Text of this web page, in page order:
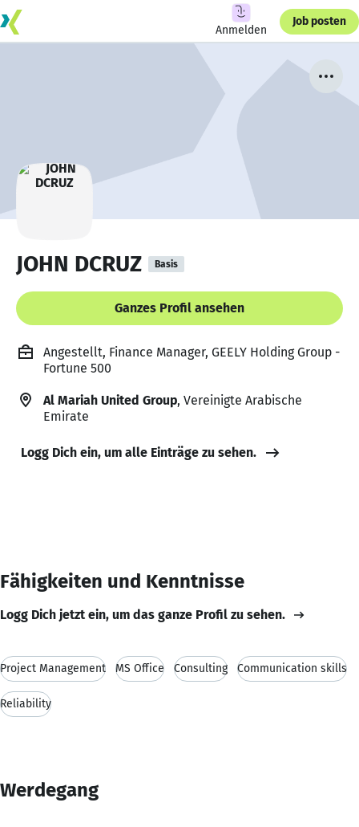
Anmelden
Job posten
JOHN DCRUZ Basis
Ganzes Profil ansehen
Angestellt, Finance Manager, GEELY Holding Group -
Fortune 500
Al Mariah United Group, Vereinigte Arabische
Emirate
Logg Dich ein, um alle Einträge zu sehen.
Fähigkeiten und Kenntnisse
Logg Dich jetzt ein, um das ganze Profil zu sehen.
Project Management MS Office Consulting Communication skills
Reliability
Werdegang